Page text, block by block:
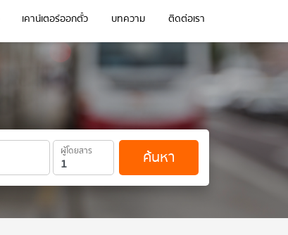
ผู้โดยสาร ค้นหา
เคาน์เตอร์ออกตั๋ว บทความ ติดต่อเรา